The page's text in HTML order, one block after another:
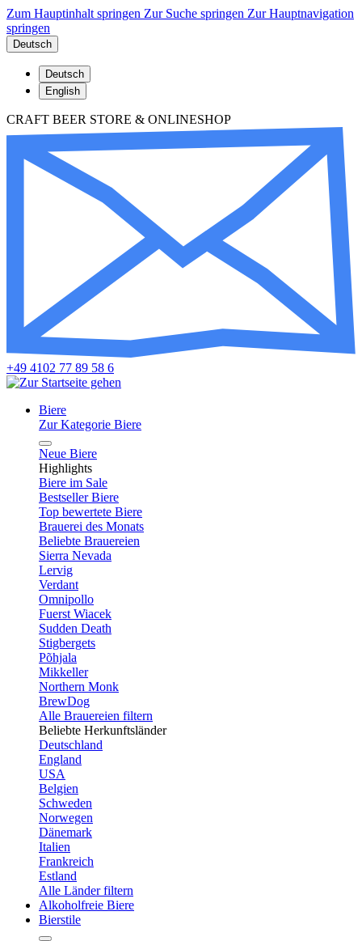
Zum Hauptinhalt springen Zur Suche springen Zur Hauptnavigation
springen
Deutsch
Deutsch
English
CRAFT BEER STORE & ONLINESHOP
+49 4102 77 89 58 6
Biere
Zur Kategorie Biere
Neue Biere
Highlights
Biere im Sale
Bestseller Biere
Top bewertete Biere
Brauerei des Monats
Beliebte Brauereien
Sierra Nevada
Lervig
Verdant
Omnipollo
Fuerst Wiacek
Sudden Death
Stigbergets
Põhjala
Mikkeller
Northern Monk
BrewDog
Alle Brauereien filtern
Beliebte Herkunftsländer
Deutschland
England
USA
Belgien
Schweden
Norwegen
Dänemark
Italien
Frankreich
Estland
Alle Länder filtern
Alkoholfreie Biere
Bierstile